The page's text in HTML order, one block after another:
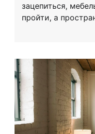
зацепиться,
пройти, а